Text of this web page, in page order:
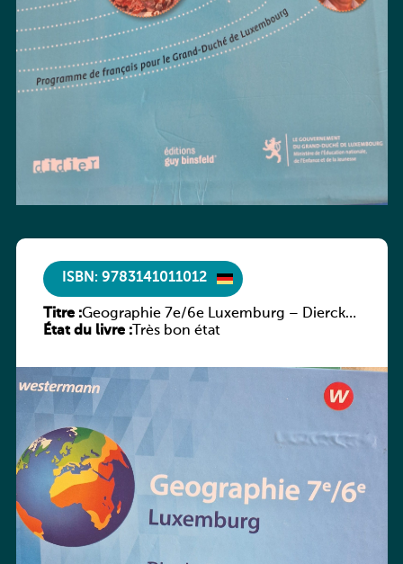
ISBN: 9783141011012
Titre :Geographie 7e/6e Luxemburg – Diercke
Praxis
État du livre :Très bon état